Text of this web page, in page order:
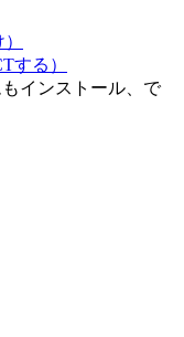
する）
インストール、で